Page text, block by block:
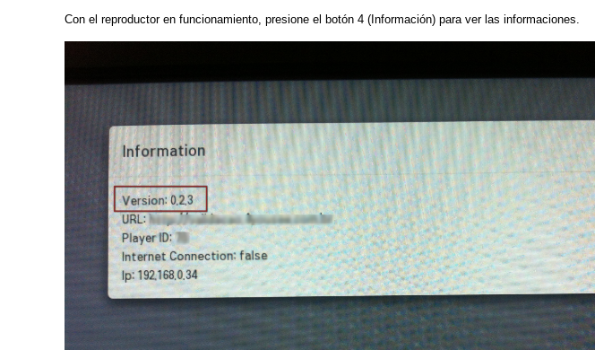
Con el reproductor en funcionamiento, presione el botón 4 (Información) para ver las informaciones.